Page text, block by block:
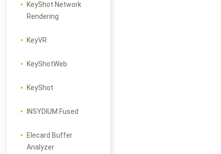
KeyShot Network
Rendering
KeyVR
KeyShotWeb
KeyShot
INSYDIUM Fused
Elecard Buffer
Analyzer